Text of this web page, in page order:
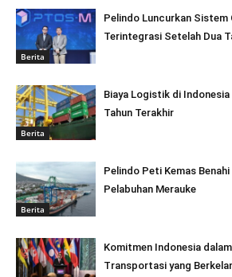
Berita
Pelindo Luncurkan Sistem
Terintegrasi Setelah Dua
Berita
Biaya Logistik di
Tahun Terakhir
Berita
Pelindo Peti Kemas
Pelabuhan Merauke
Komitmen Indonesia
Transportasi yang